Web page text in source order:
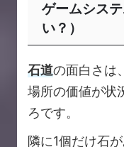
ゲームシス
い？）
石道の面白さは
場所の価値が状
ろです。
隣に1個だけ石